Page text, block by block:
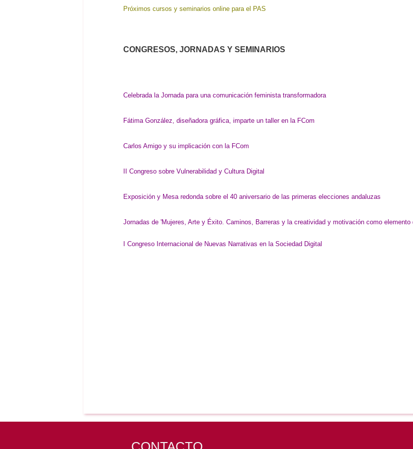
Próximos cursos y seminarios online para el PAS
CONGRESOS, JORNADAS Y SEMINARIOS
Celebrada la Jornada para una comunicación feminista transformadora
Fátima González, diseñadora gráfica, imparte un taller en la FCom
Carlos Amigo y su implicación con la FCom
II Congreso sobre Vulnerabilidad y Cultura Digital
Exposición y Mesa redonda sobre el 40 aniversario de las primeras elecciones andaluzas
Jornadas de 'Mujeres, Arte y Éxito. Caminos, Barreras y la creatividad y motivación como elemento
I Congreso Internacional de Nuevas Narrativas en la Sociedad Digital